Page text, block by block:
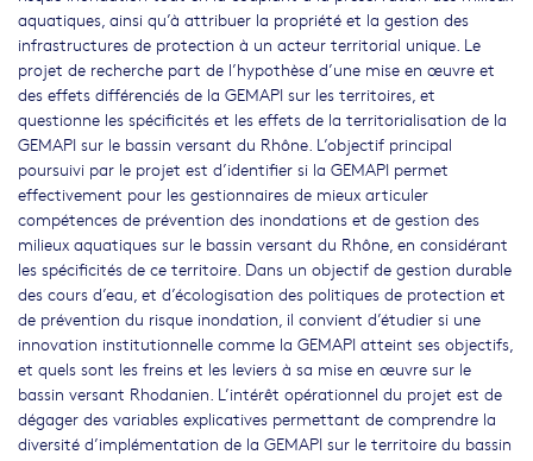
aquatiques, ainsi qu’à attribuer la propriété et la gestion des
infrastructures de protection à un acteur territorial unique. Le
projet de recherche part de l’hypothèse d’une mise en œuvre et
des effets différenciés de la GEMAPI sur les territoires, et
questionne les spécificités et les effets de la territorialisation de la
GEMAPI sur le bassin versant du Rhône. L’objectif principal
poursuivi par le projet est d’identifier si la GEMAPI permet
effectivement pour les gestionnaires de mieux articuler
compétences de prévention des inondations et de gestion des
milieux aquatiques sur le bassin versant du Rhône, en considérant
les spécificités de ce territoire. Dans un objectif de gestion durable
des cours d’eau, et d’écologisation des politiques de protection et
de prévention du risque inondation, il convient d’étudier si une
innovation institutionnelle comme la GEMAPI atteint ses objectifs,
et quels sont les freins et les leviers à sa mise en œuvre sur le
bassin versant Rhodanien. L’intérêt opérationnel du projet est de
dégager des variables explicatives permettant de comprendre la
diversité d’implémentation de la GEMAPI sur le territoire du bassin